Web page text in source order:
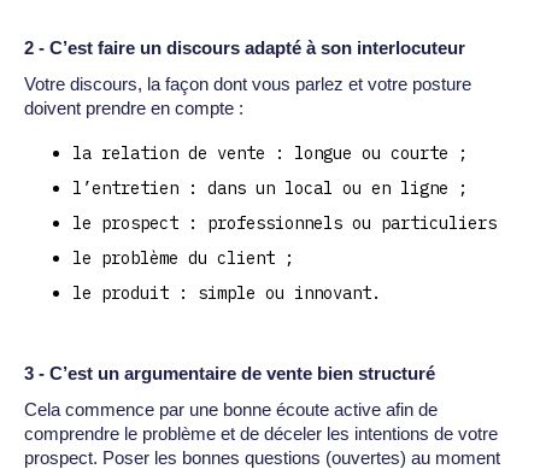
2 - C’est faire un discours adapté à son interlocuteur
Votre discours, la façon dont vous parlez et votre posture
doivent prendre en compte :
la relation de vente : longue ou courte ;
l’entretien : dans un local ou en ligne ;
le prospect : professionnels ou particuliers
le problème du client ;
le produit : simple ou innovant.
3 - C’est un argumentaire de vente bien structuré
Cela commence par une bonne écoute active afin de
comprendre le problème et de déceler les intentions de votre
prospect. Poser les bonnes questions (ouvertes) au moment